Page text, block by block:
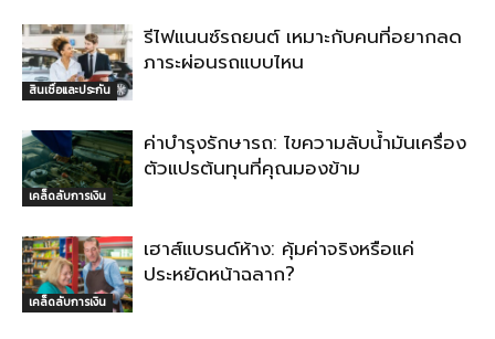
สินเชื่อและประกัน
รีไฟแนนซ์รถยนต์ เหมาะกับคนที่อยากลด
ภาระผ่อนรถแบบไหน
เคล็ดลับการเงิน
ค่าบำรุงรักษารถ: ไขความลับน้ำมันเครื่อง
ตัวแปรต้นทุนที่คุณมองข้าม
เคล็ดลับการเงิน
เฮาส์แบรนด์ห้าง: คุ้มค่าจริงหรือแค่
ประหยัดหน้าฉลาก?